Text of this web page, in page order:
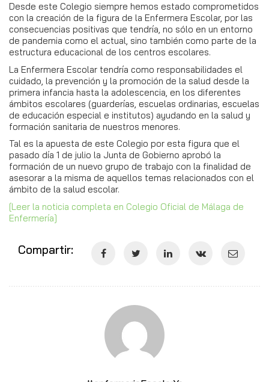
Desde este Colegio siempre hemos estado comprometidos
con la creación de la figura de la Enfermera Escolar, por las
consecuencias positivas que tendría, no sólo en un entorno
de pandemia como el actual, sino también como parte de la
estructura educacional de los centros escolares.
La Enfermera Escolar tendría como responsabilidades el
cuidado, la prevención y la promoción de la salud desde la
primera infancia hasta la adolescencia, en los diferentes
ámbitos escolares (guarderías, escuelas ordinarias, escuelas
de educación especial e institutos) ayudando en la salud y
formación sanitaria de nuestros menores.
Tal es la apuesta de este Colegio por esta figura que el
pasado día 1 de julio la Junta de Gobierno aprobó la
formación de un nuevo grupo de trabajo con la finalidad de
asesorar a la misma de aquellos temas relacionados con el
ámbito de la salud escolar.
[Leer la noticia completa en Colegio Oficial de Málaga de
Enfermería]
Compartir: